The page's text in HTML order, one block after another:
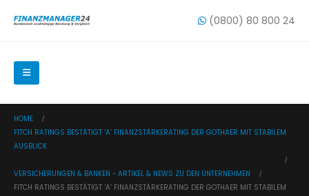
(0800) 80 800 24
HOME
FITCH RATINGS BESTÄTIGT ‘A’ FINANZSTÄRKERATING DER GOTHAER MIT STABILEM
AUSBLICK
VERSICHERUNGEN & BANKEN - ARTIKEL & NEWS ZU DEN UNTERNEHMEN
FITCH RATINGS BESTÄTIGT ‘A’ FINANZSTÄRKERATING DER GOTHAER MIT STABILEM